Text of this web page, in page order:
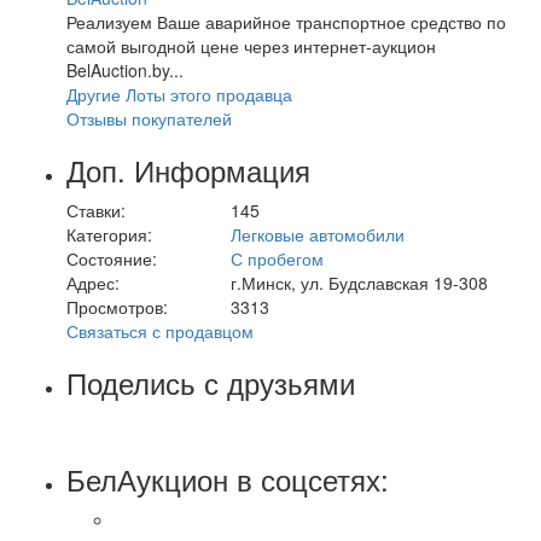
Реализуем Ваше аварийное транспортное средство по
самой выгодной цене через интернет-аукцион
BelAuction.by...
Другие Лоты этого продавца
Отзывы покупателей
Доп. Информация
Ставки:
145
Категория:
Легковые автомобили
Состояние:
С пробегом
Адрес:
г.Минск, ул. Будславская 19-308
Просмотров:
3313
Связаться с продавцом
Поделись с друзьями
БелАукцион в соцсетях: